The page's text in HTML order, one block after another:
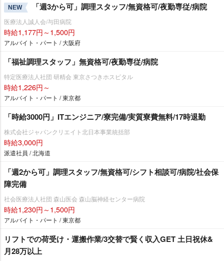
NEW 「週3から可」調理スタッフ/無資格可/夜勤専従/病院
医療法人誠人会/与田病院
時給1,177円～1,500円
アルバイト・パート / 大阪府
「福祉調理スタッフ」無資格可/夜勤専従/病院
特定医療法人社団 研精会 東京さつきホスピタル
時給1,226円～
アルバイト・パート / 東京都
「時給3000円」ITエンジニア/寮完備/実質寮費無料/17時退勤
株式会社ジャパンクリエイト北日本事業統括部
時給3,000円
派遣社員 / 北海道
「週2から可」調理スタッフ/無資格可/シフト相談可/病院/社会保
障完備
社会医療法人社団 森山医会 森山脳神経センター病院
時給1,230円～1,500円
アルバイト・パート / 東京都
リフトでの荷受け・運搬作業/3交替で賢く収入GET 土日祝休&
月28万以上